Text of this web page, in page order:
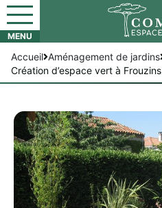
Accueil Aménagement de jardins
Création d’espace vert à Frouzins